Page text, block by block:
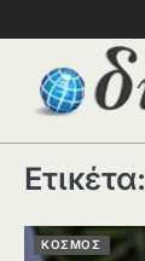
Ετικέτα:
ΚΟΣΜΟΣ